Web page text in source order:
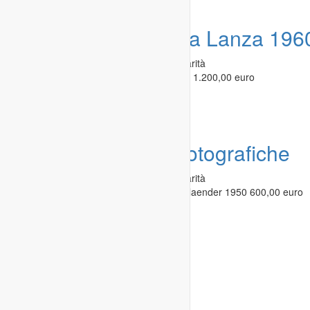
figurine Mira Lanza
Collezionismo - Rarità
lotto figurine punti Mira Lanza (circa 300) 1.200,00 euro
macchine fotografiche
Collezionismo - Rarità
4 macchine fotografiche fra cui una Voitglaender 1950 600,00 euro